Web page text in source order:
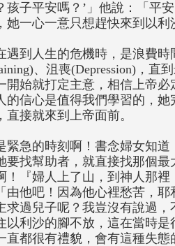
孩子平安嗎？’」他說：「平
她一心一意只想趕快來到以利
遇到人生的危機時，是浪費時
、沮喪(Depression)，直
開始就打定主意，相信上帝
的信心是值得我們學習的，
直接就來到上帝面前。
緊急的時刻啊！書念婦女知
要找幫助者，就直接找那個
！『婦人上了山，到神人那
由他吧！因為他心裡愁苦，
求過兒子呢？我豈沒有說過
以利沙的腳不放，這在當時
直都很有禮貌，會有這種失